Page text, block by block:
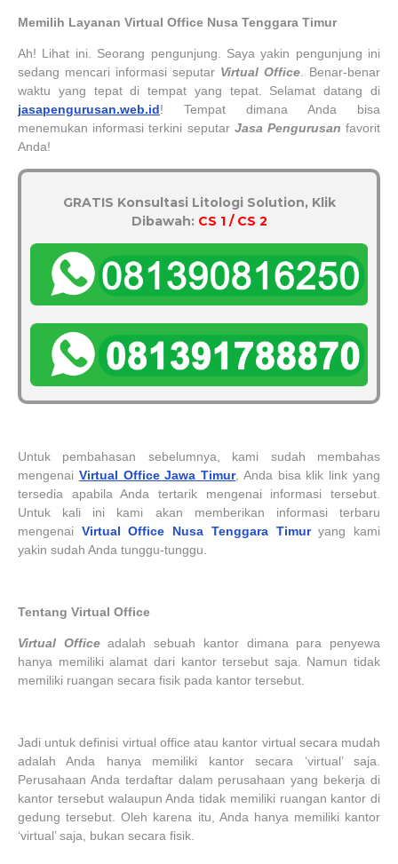
Memilih Layanan Virtual Office Nusa Tenggara Timur
Ah! Lihat ini. Seorang pengunjung. Saya yakin pengunjung ini
sedang mencari informasi seputar Virtual Office . Benar-benar
waktu yang tepat di tempat yang tepat. Selamat datang di
jasapengurusan.web.id! Tempat dimana Anda bisa
menemukan informasi terkini seputar Jasa Pengurusan favorit
Anda!
GRATIS Konsultasi Litologi Solution, Klik
Dibawah: CS 1 / CS 2
Untuk pembahasan sebelumnya, kami sudah membahas
mengenai Virtual Office Jawa Timur, Anda bisa klik link yang
tersedia apabila Anda tertarik mengenai informasi tersebut.
Untuk kali ini kami akan memberikan informasi terbaru
mengenai Virtual Office Nusa Tenggara Timuryang kami
yakin sudah Anda tunggu-tunggu.
Tentang Virtual Office
Virtual Officeadalah sebuah kantor dimana para penyewa
hanya memiliki alamat dari kantor tersebut saja. Namun tidak
memiliki ruangan secara fisik pada kantor tersebut.
Jadi untuk definisi virtual office atau kantor virtual secara mudah
adalah Anda hanya memiliki kantor secara ‘virtual’ saja.
Perusahaan Anda terdaftar dalam perusahaan yang bekerja di
kantor tersebut walaupun Anda tidak memiliki ruangan kantor di
gedung tersebut. Oleh karena itu, Anda hanya memiliki kantor
‘virtual’ saja, bukan secara fisik.